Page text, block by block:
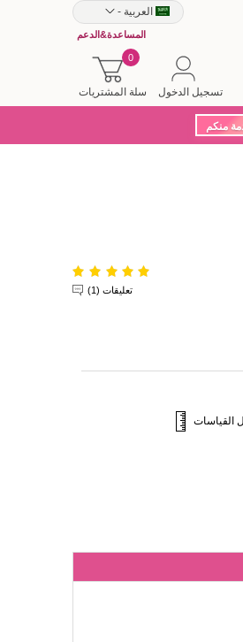
العربية -
المساعدة&الدعم
سلة المشتريات
0
تسجيل الدخول
منكم
تعليقات (1)
القياسات